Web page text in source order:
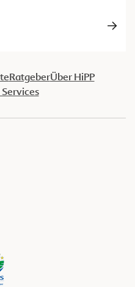
RatgeberÜber HiPP